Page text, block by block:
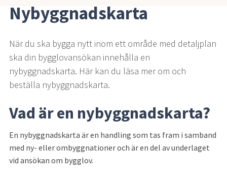
Nybyggnadskarta
När du ska bygga nytt inom ett område med detaljplan
ska din bygglovansökan innehålla en
nybyggnadskarta. Här kan du läsa mer om och
beställa nybyggnadskarta.
Vad är en nybyggnadskarta?
En nybyggnadskarta är en handling som tas fram i samband
med ny- eller ombyggnationer och är en del av underlaget
vid ansökan om bygglov.